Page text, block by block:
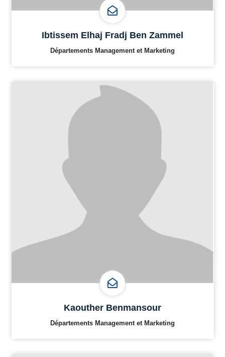
Ibtissem Elhaj Fradj Ben Zammel
Départements Management et Marketing
Kaouther Benmansour
Départements Management et Marketing